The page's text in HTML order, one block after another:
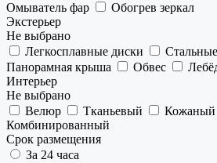
Омыватель фар
Обогрев зеркал
Экстерьер
Не выбрано
Легкосплавные диски
Панорамная крыша
Обвес
Интерьер
Не выбрано
Велюр
Тканьевый Кожаный
Комбинированный
Срок размещения
За 24 часа